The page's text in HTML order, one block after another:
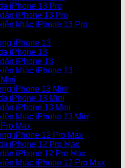
iPhone 13 Pro
iPhone 13 Pro
khác iPhone 13 Pro
iPhone 13
iPhone 13
iPhone 13
khác iPhone 13
iPhone 13 Mini
iPhone 13 Mini
iPhone 13 Mini
khác iPhone 13 Mini
Max
iPhone 12 Pro Max
iPhone 12 Pro Max
iPhone 12 Pro Max
khác iPhone 12 Pro Max